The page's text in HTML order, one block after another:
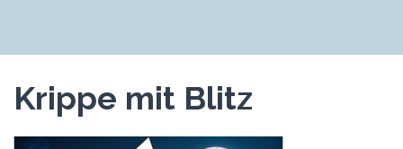
Krippe mit Blitz